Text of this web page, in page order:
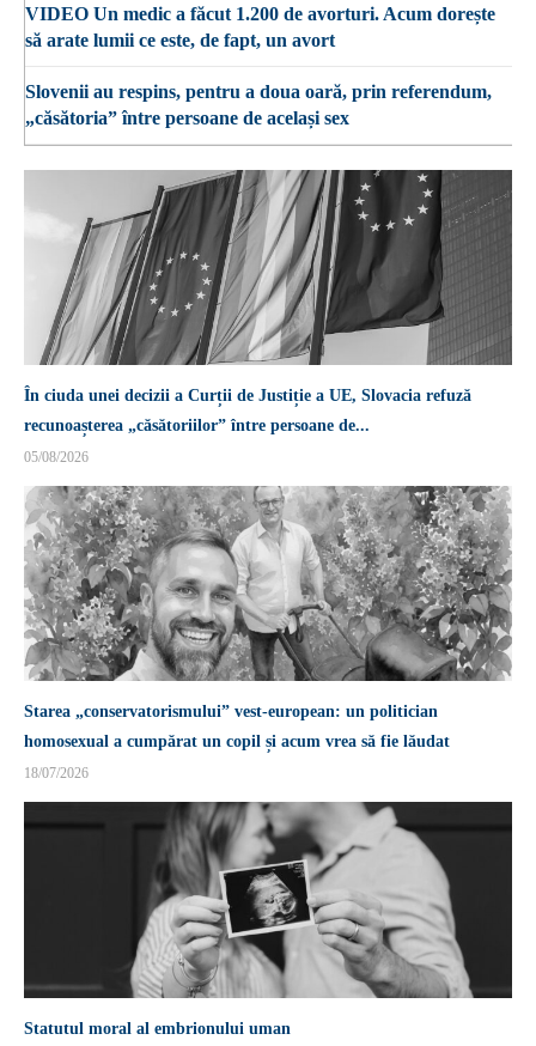
În ciuda unei decizii a Curții de Justiție a UE, Slovacia refuză
recunoașterea „căsătoriilor” între persoane de...
05/08/2026
Starea „conservatorismului” vest-european: un politician
homosexual a cumpărat un copil și acum vrea să fie lăudat
18/07/2026
Statutul moral al embrionului uman
VIDEO Un medic a făcut 1.200 de avorturi. Acum dorește
să arate lumii ce este, de fapt, un avort
Slovenii au respins, pentru a doua oară, prin referendum,
„căsătoria” între persoane de același sex